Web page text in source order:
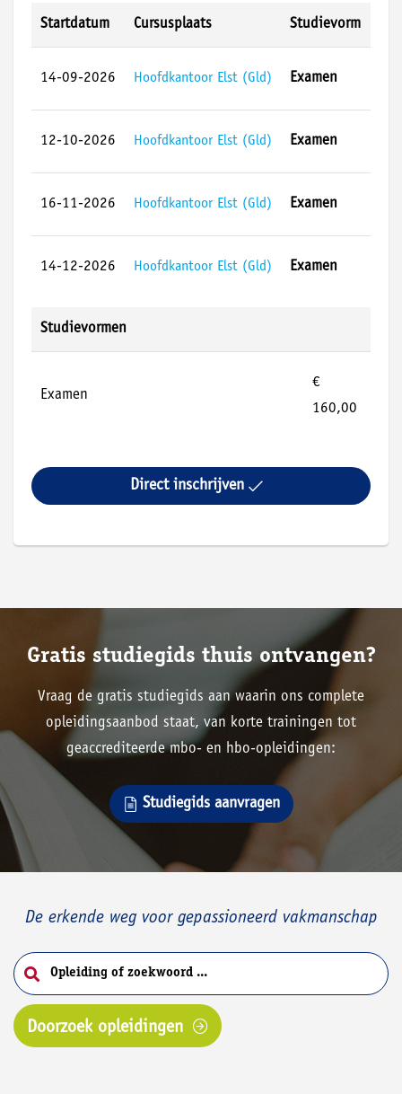
Startdatum Cursusplaats Studievorm
14-09-2026 Hoofdkantoor Elst (Gld) Examen
12-10-2026 Hoofdkantoor Elst (Gld) Examen
16-11-2026 Hoofdkantoor Elst (Gld) Examen
14-12-2026 Hoofdkantoor Elst (Gld) Examen
Studievormen
Examen
€
160,00
Direct inschrijven
Gratis studiegids thuis ontvangen?
Vraag de gratis studiegids aan waarin ons complete
opleidingsaanbod staat, van korte trainingen tot
geaccrediteerde mbo- en hbo-opleidingen:
Studiegids aanvragen
De erkende weg voor gepassioneerd vakmanschap
Doorzoek opleidingen